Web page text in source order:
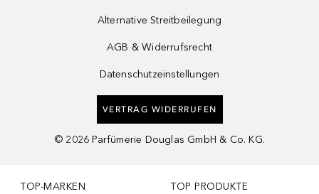
Alternative Streitbeilegung
AGB & Widerrufsrecht
Datenschutzeinstellungen
VERTRAG WIDERRUFEN
© 2026 Parfümerie Douglas GmbH & Co. KG.
TOP-MARKEN TOP PRODUKTE